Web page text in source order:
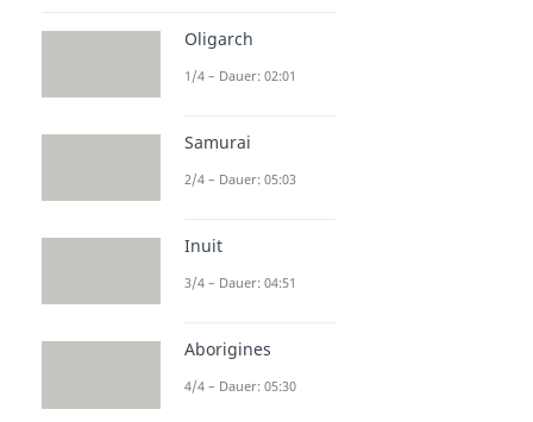
Dauer: 05:17
Dauer: 04:38
Edelweißpiraten
Dauer: 04:09
Oligarch
1/4 – Dauer: 02:01
Samurai
2/4 – Dauer: 05:03
Inuit
3/4 – Dauer: 04:51
Aborigines
4/4 – Dauer: 05:30